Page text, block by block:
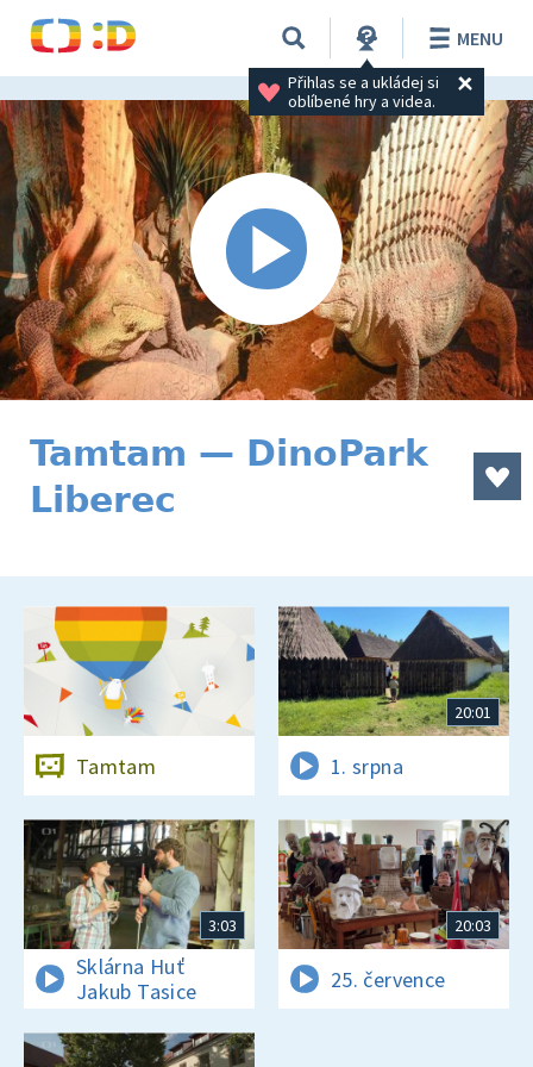
Přihlas se a ukládej si
oblíbené hry a videa.
MENU
Tamtam — DinoPark
Liberec
Tamtam
20:01
1. srpna
3:03
Sklárna Huť
Jakub Tasice
20:03
25. července